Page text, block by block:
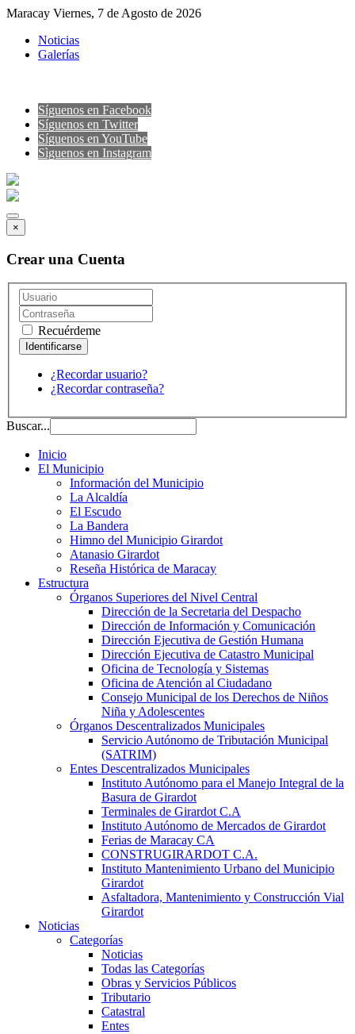
Maracay Viernes, 7 de Agosto de 2026
Noticias
Galerías
Síguenos en Facebook
Síguenos en Twitter
Síguenos en YouTube
Sìguenos en Instagram
×
Crear una Cuenta
Recuérdeme
¿Recordar usuario?
¿Recordar contraseña?
Buscar...
Inicio
El Municipio
Información del Municipio
La Alcaldía
El Escudo
La Bandera
Himno del Municipio Girardot
Atanasio Girardot
Reseña Histórica de Maracay
Estructura
Órganos Superiores del Nivel Central
Dirección de la Secretaria del Despacho
Dirección de Información y Comunicación
Dirección Ejecutiva de Gestión Humana
Dirección Ejecutiva de Catastro Municipal
Oficina de Tecnología y Sistemas
Oficina de Atención al Ciudadano
Consejo Municipal de los Derechos de Niños
Niña y Adolescentes
Órganos Descentralizados Municipales
Servicio Autónomo de Tributación Municipal
(SATRIM)
Entes Descentralizados Municipales
Instituto Autónomo para el Manejo Integral de la
Basura de Girardot
Terminales de Girardot C.A
Instituto Autónomo de Mercados de Girardot
Ferias de Maracay CA
CONSTRUGIRARDOT C.A.
Instituto Mantenimiento Urbano del Municipio
Girardot
Asfaltadora, Mantenimiento y Construcción Vial
Girardot
Noticias
Categorías
Noticias
Todas las Categorías
Obras y Servicios Públicos
Tributario
Catastral
Entes